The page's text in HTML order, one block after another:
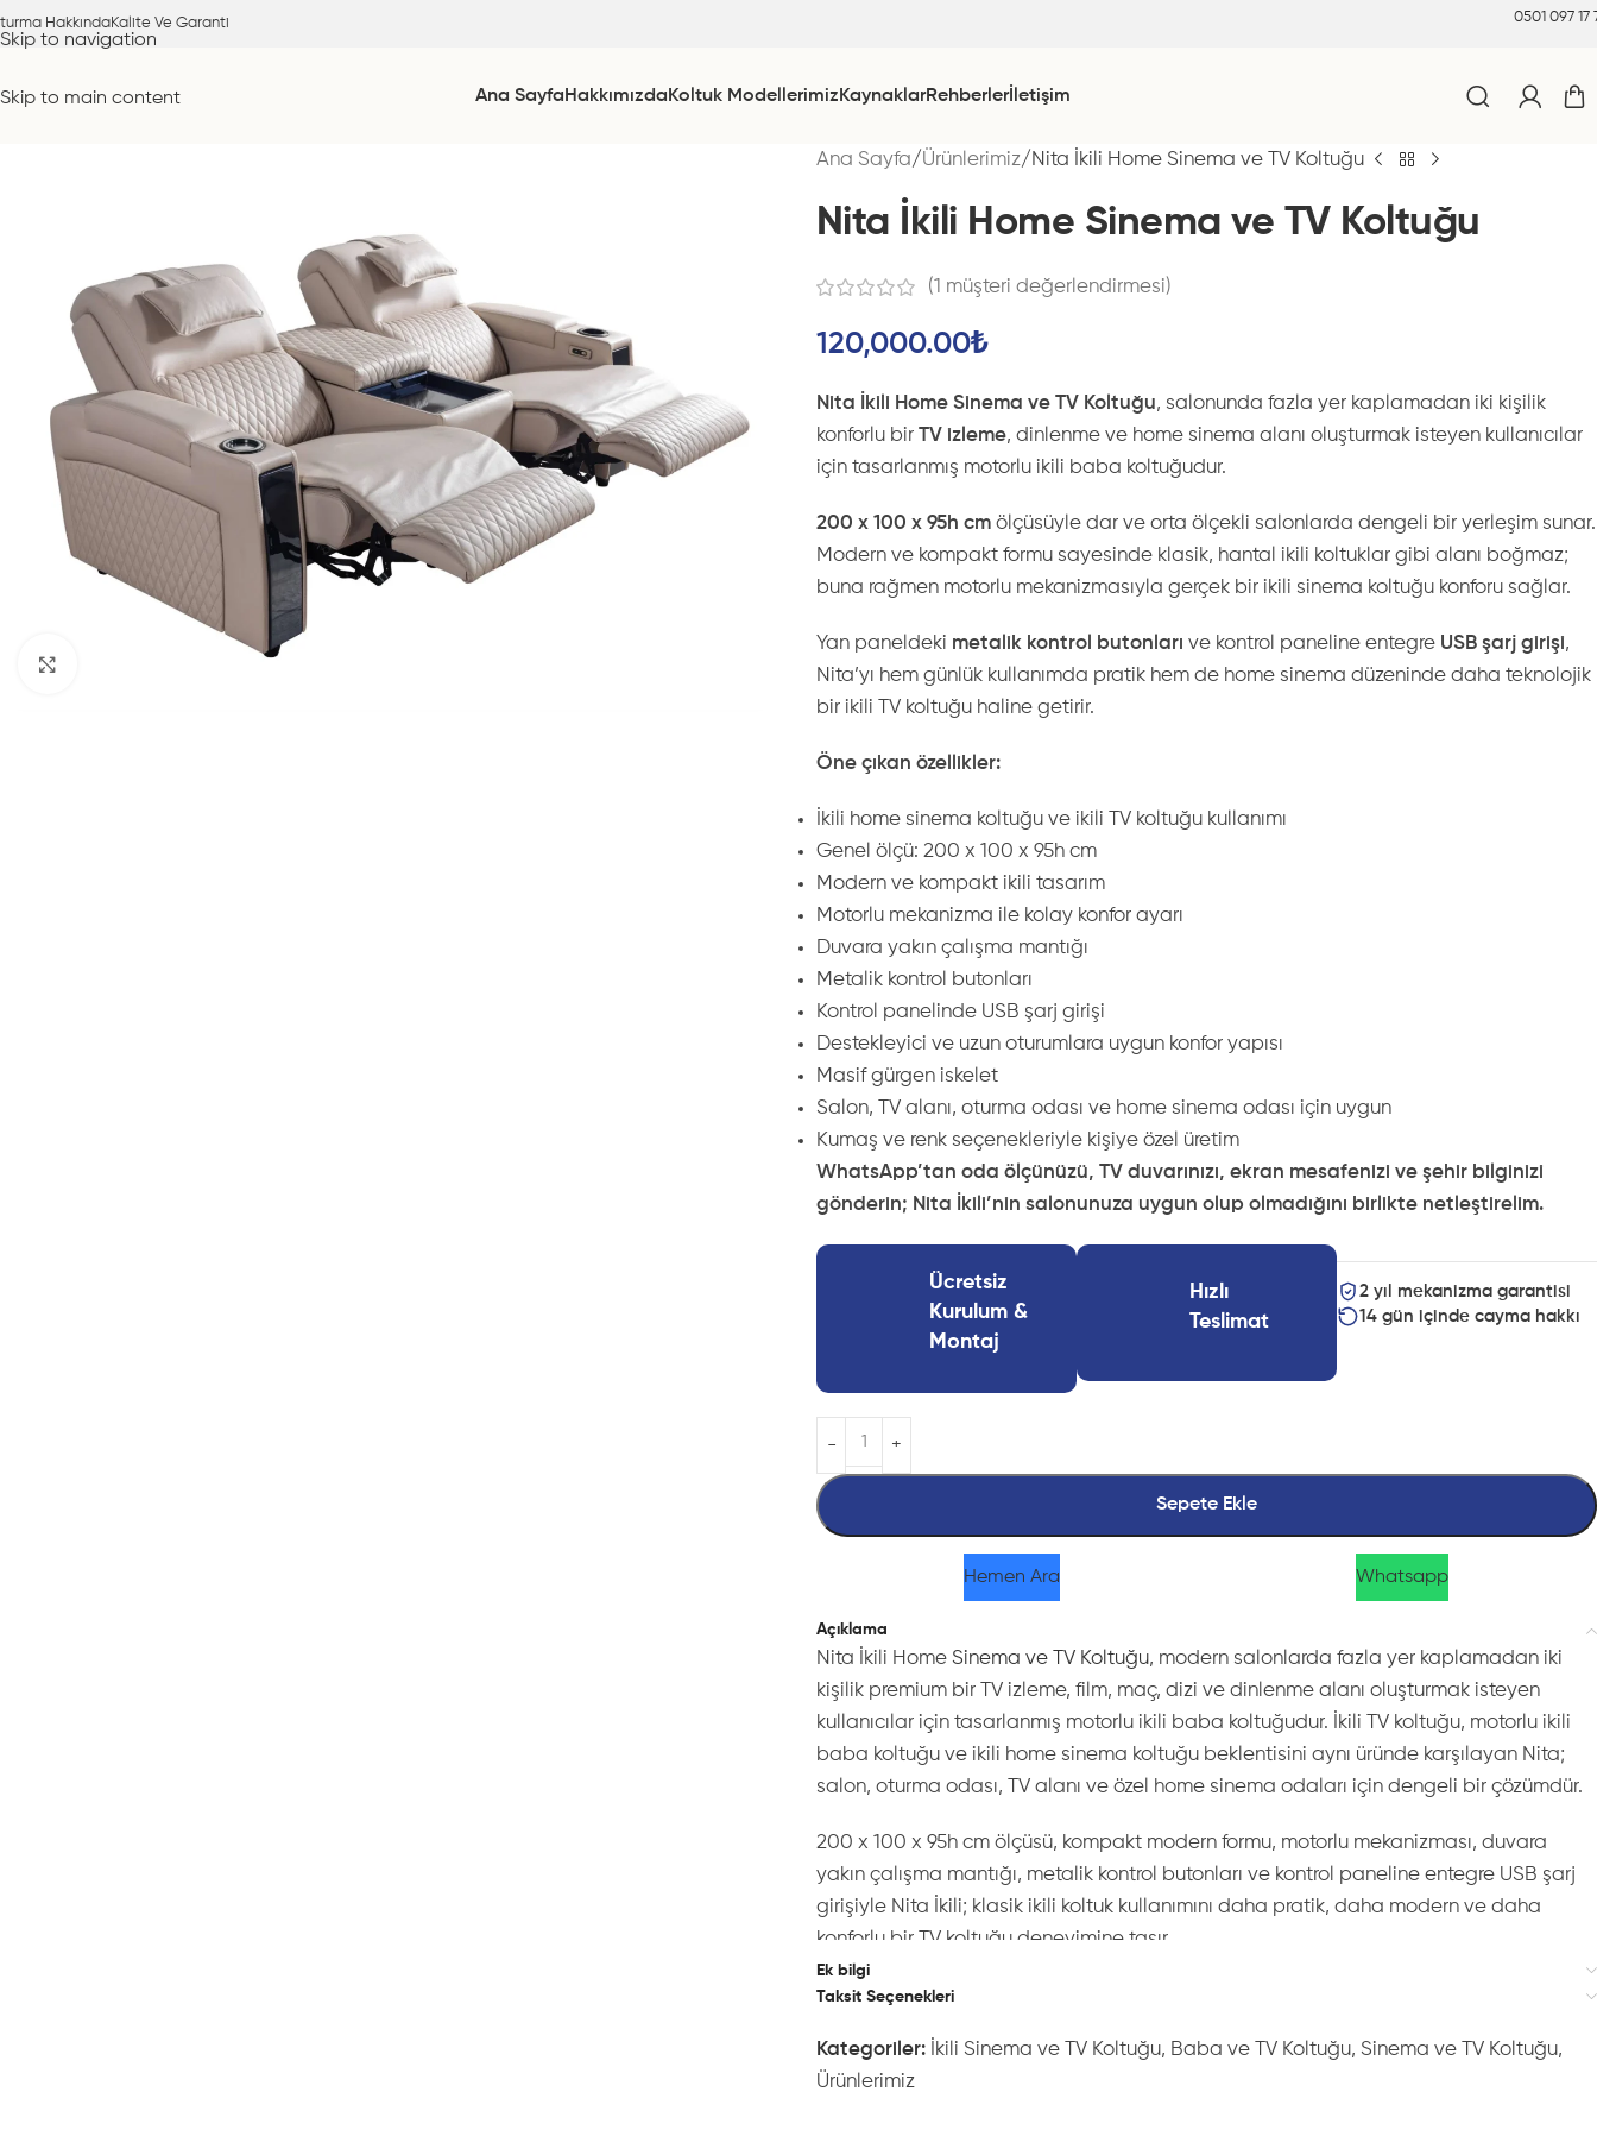
Skip to navigation
Skip to main content
HakkındaKalite Ve Garanti 0501 097 17
Ana Sayfa Hakkımızda Koltuk Modellerimiz KaynaklarRehberlerİletişim
Ana Sayfa Ürünlerimiz Nita İkili Home Sinema ve TV Koltuğu
Nita İkili Home Sinema ve TV Koltuğu
(1 müşteri değerlendirmesi)
120,000.00₺
Nita İkili Home Sinema ve TV Koltuğu, salonunda fazla yer kaplamadan iki kişilik
konforlu bir TV izleme, dinlenme ve home sinema alanı oluşturmak isteyen kullanıcılar
için tasarlanmış motorlu ikili baba koltuğudur.
200 x 100 x 95h cm ölçüsüyle dar ve orta ölçekli salonlarda dengeli bir yerleşim sunar.
Modern ve kompakt formu sayesinde klasik, hantal ikili koltuklar gibi alanı boğmaz;
buna rağmen motorlu mekanizmasıyla gerçek bir ikili sinema koltuğu konforu sağlar.
Yan paneldeki metalik kontrol butonları ve kontrol paneline entegre USB şarj girişi ,
Nita’yı hem günlük kullanımda pratik hem de home sinema düzeninde daha teknolojik
bir ikili TV koltuğu haline getirir.
Öne çıkan özellikler:
İkili home sinema koltuğu ve ikili TV koltuğu kullanımı
Genel ölçü: 200 x 100 x 95h cm
Modern ve kompakt ikili tasarım
Motorlu mekanizma ile kolay konfor ayarı
Duvara yakın çalışma mantığı
Metalik kontrol butonları
Kontrol panelinde USB şarj girişi
Destekleyici ve uzun oturumlara uygun konfor yapısı
Masif gürgen iskelet
Salon, TV alanı, oturma odası ve home sinema odası için uygun
Kumaş ve renk seçenekleriyle kişiye özel üretim
WhatsApp’tan oda ölçünüzü, TV duvarınızı, ekran mesafenizi ve şehir bilginizi
gönderin; Nita İkili’nin salonunuza uygun olup olmadığını birlikte netleştirelim.
Ücretsiz
Kurulum &
Montaj
Hızlı
Teslimat
2 yıl mekanizma garantisi
14 gün içinde cayma hakkı
Sepete Ekle
Hemen Ara Whatsapp
Açıklama
Nita İkili Home Sinema ve TV Koltuğu, modern salonlarda fazla yer kaplamadan iki
kişilik premium bir TV izleme, film, maç, dizi ve dinlenme alanı oluşturmak isteyen
kullanıcılar için tasarlanmış motorlu ikili baba koltuğudur. İkili TV koltuğu, motorlu ikili
baba koltuğu ve ikili home sinema koltuğu beklentisini aynı üründe karşılayan Nita;
salon, oturma odası, TV alanı ve özel home sinema odaları için dengeli bir çözümdür.
200 x 100 x 95h cm ölçüsü, kompakt modern formu, motorlu mekanizması, duvara
yakın çalışma mantığı, metalik kontrol butonları ve kontrol paneline entegre USB şarj
girişiyle Nita İkili; klasik ikili koltuk kullanımını daha pratik, daha modern ve daha
konforlu bir TV koltuğu deneyimine taşır.
İkili TV Koltuğunu Modern Home Sinema Deneyimine Taşıyan
Tasarım
Ek bilgi
Taksit Seçenekleri
Kategoriler: İkili Sinema ve TV Koltuğu, Baba ve TV Koltuğu, Sinema ve TV Koltuğu,
Ürünlerimiz